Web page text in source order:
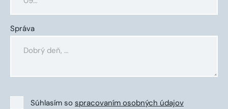
Správa
Súhlasím so spracovaním osobných údajov